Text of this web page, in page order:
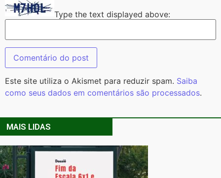
Type the text displayed above:
Este site utiliza o Akismet para reduzir spam. Saiba
como seus dados em comentários são processados.
MAIS LIDAS